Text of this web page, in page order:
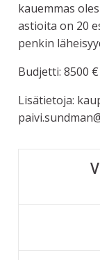
kauemmas
astioita on 20
penkin
Budjetti: 8500 €
Lisätietoja: